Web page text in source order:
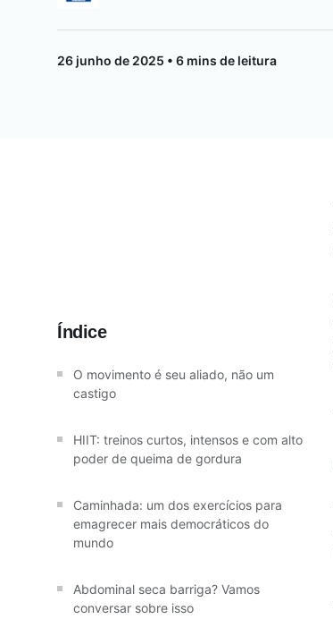
Saúde da mulher
26 junho de 2025 • 6 mins de leitura
Índice
O movimento é seu aliado, não um
castigo
HIIT: treinos curtos, intensos e com alto
poder de queima de gordura
Caminhada: um dos exercícios para
emagrecer mais democráticos do
mundo
Abdominal seca barriga? Vamos
conversar sobre isso